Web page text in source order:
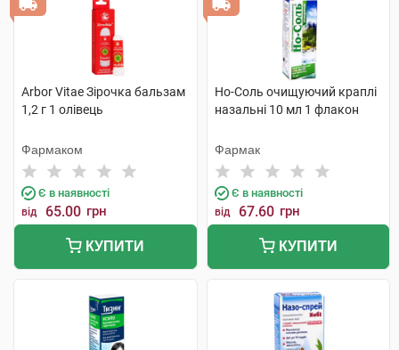
Arbor Vitae Зірочка бальзам
1,2 г 1 олівець
Фармаком
Є в наявності
від 65.00 грн
КУПИТИ
Но-Соль очищуючий краплі
назальні 10 мл 1 флакон
Фармак
Є в наявності
від 67.60 грн
КУПИТИ